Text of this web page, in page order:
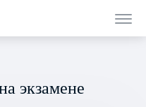
экзамене